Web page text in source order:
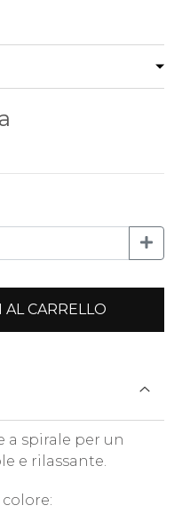
CARRELLO
a spirale per un
e rilassante.